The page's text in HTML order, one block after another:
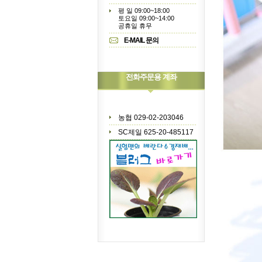
평 일 09:00~18:00
토요일 09:00~14:00
공휴일 휴무
E-MAIL 문의
전화주문용 계좌
농협 029-02-203046
SC제일 625-20-485117